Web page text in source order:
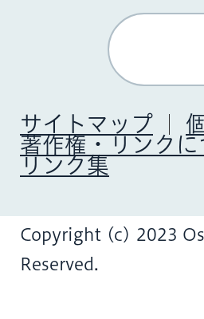
サイトマップ
著作権・リンクに
リンク集
Copyright (c) 2023
Reserved.